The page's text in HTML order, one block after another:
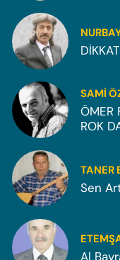
SAMI
ÖMER
ROK
TANER
Sen
Al